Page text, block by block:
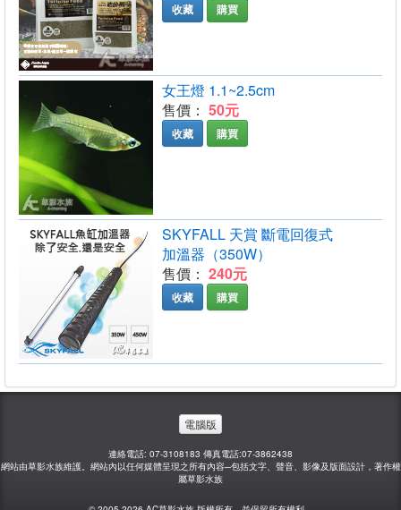
收藏 購買
女王燈 1.1~2.5cm
售價： 50元
收藏 購買
SKYFALL 天賞 斷電回復式
加溫器（350W）
售價： 240元
收藏 購買
電腦版
連絡電話: 07-3108183 傳真電話:07-3862438
網站由草影水族維護。網站內以任何媒體呈現之所有內容─包括文字、聲音、影像及版面設計，著作權
屬草影水族